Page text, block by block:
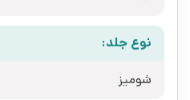
نوع جلد:
شومیز